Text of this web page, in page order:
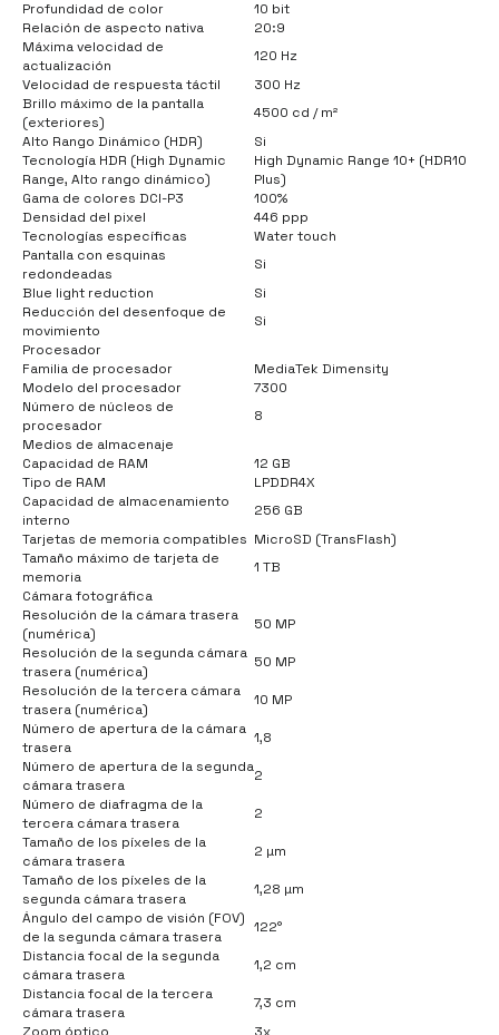
Profundidad de color
10 bit
Relación de aspecto nativa
20:9
Máxima velocidad de
actualización
120 Hz
Velocidad de respuesta táctil
300 Hz
Brillo máximo de la pantalla
(exteriores)
4500 cd / m²
Alto Rango Dinámico (HDR)
Si
Tecnología HDR (High Dynamic
Range, Alto rango dinámico)
High Dynamic Range 10+ (HDR10
Plus)
Gama de colores DCI-P3
100%
Densidad del pixel
446 ppp
Tecnologías específicas
Water touch
Pantalla con esquinas
redondeadas
Si
Blue light reduction
Si
Reducción del desenfoque de
movimiento
Si
Procesador
Familia de procesador
MediaTek Dimensity
Modelo del procesador
7300
Número de núcleos de
procesador
8
Medios de almacenaje
Capacidad de RAM
12 GB
Tipo de RAM
LPDDR4X
Capacidad de almacenamiento
interno
256 GB
Tarjetas de memoria compatibles MicroSD (TransFlash)
Tamaño máximo de tarjeta de
memoria
1 TB
Cámara fotográfica
Resolución de la cámara trasera
(numérica)
50 MP
Resolución de la segunda cámara
trasera (numérica)
50 MP
Resolución de la tercera cámara
trasera (numérica)
10 MP
Número de apertura de la cámara
trasera
1,8
Número de apertura de la segunda
cámara trasera
2
Número de diafragma de la
tercera cámara trasera
2
Tamaño de los píxeles de la
cámara trasera
2 µm
Tamaño de los píxeles de la
segunda cámara trasera
1,28 µm
Ángulo del campo de visión (FOV)
de la segunda cámara trasera
122°
Distancia focal de la segunda
cámara trasera
1,2 cm
Distancia focal de la tercera
cámara trasera
7,3 cm
Zoom óptico
3x